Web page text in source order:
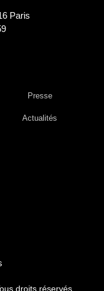
Paris
Presse
Actualités
droits réservés.